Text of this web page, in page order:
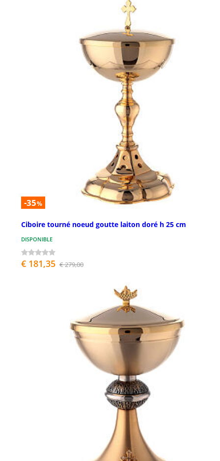
-35%
Ciboire tourné noeud goutte laiton doré h 25 cm
DISPONIBLE
€ 181,35 € 279,00